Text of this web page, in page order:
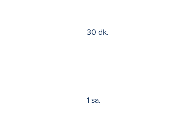
30 dk.
1 sa.